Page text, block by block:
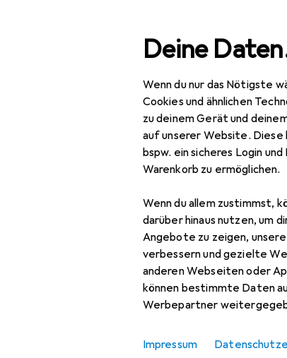
Deine
Wenn du nur das Nötigste
Cookies und ähnlichen
zu deinem Gerät und
auf unserer Website. Diese
bspw. ein sicheres Login
Warenkorb zu ermöglichen.
Wenn du allem zustimmst,
darüber hinaus nutzen, um
Angebote zu zeigen,
verbessern und gezielte
anderen Webseiten oder
können bestimmte Daten
Werbepartner
Impressum
Navigation nach Kategorien Gesamtsortiment